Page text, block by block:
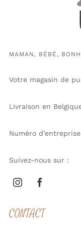
MAMAN, BÉBÉ,
Votre magasin de
Livraison en
Numéro
Suivez-nous sur :
CONTACT